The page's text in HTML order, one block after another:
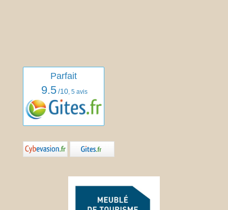
Parfait
9.5 /10, 5 avis